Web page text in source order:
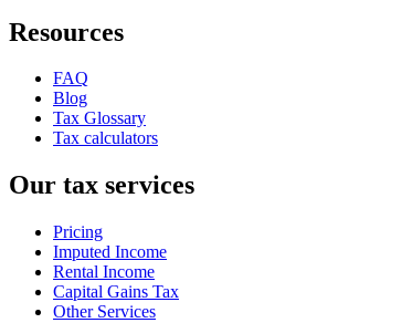
Resources
FAQ
Blog
Tax Glossary
Tax calculators
Our tax services
Pricing
Imputed Income
Rental Income
Capital Gains Tax
Other Services